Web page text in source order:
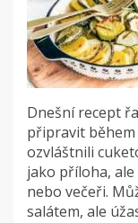
Dnešní recept
připravit
ozvláštnili
jako příloha,
nebo večeři.
salátem, ale